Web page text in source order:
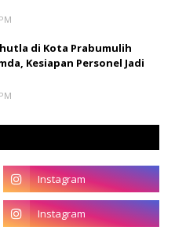
di Kota Prabumulih
Kesiapan Personel Jadi